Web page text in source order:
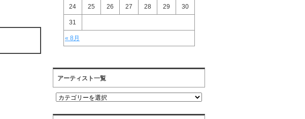
« 8月
24 25 26 27 28 29 30
31
アーティスト一覧
ア
テ